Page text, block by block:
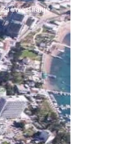
Za investiranje